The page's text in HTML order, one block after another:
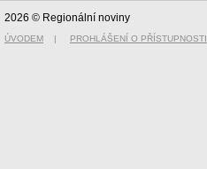
2026 © Regionální noviny
ÚVODEM | PROHLÁŠENÍ O PŘÍSTUPNOSTI